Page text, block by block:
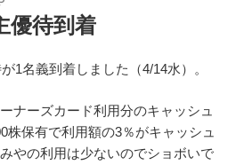
待到着
1名義到着しました（4/14水）。
ナーズカード利用分のキャッシュ
株保有で利用額の3％がキャッシュ
やの利用は少ないのでショボいで